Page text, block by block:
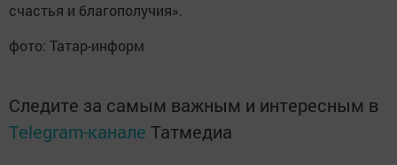
счастья и благополучия».
фото: Татар-информ
Следите за самым важным и интересным в
Telegram-канале Татмедиа